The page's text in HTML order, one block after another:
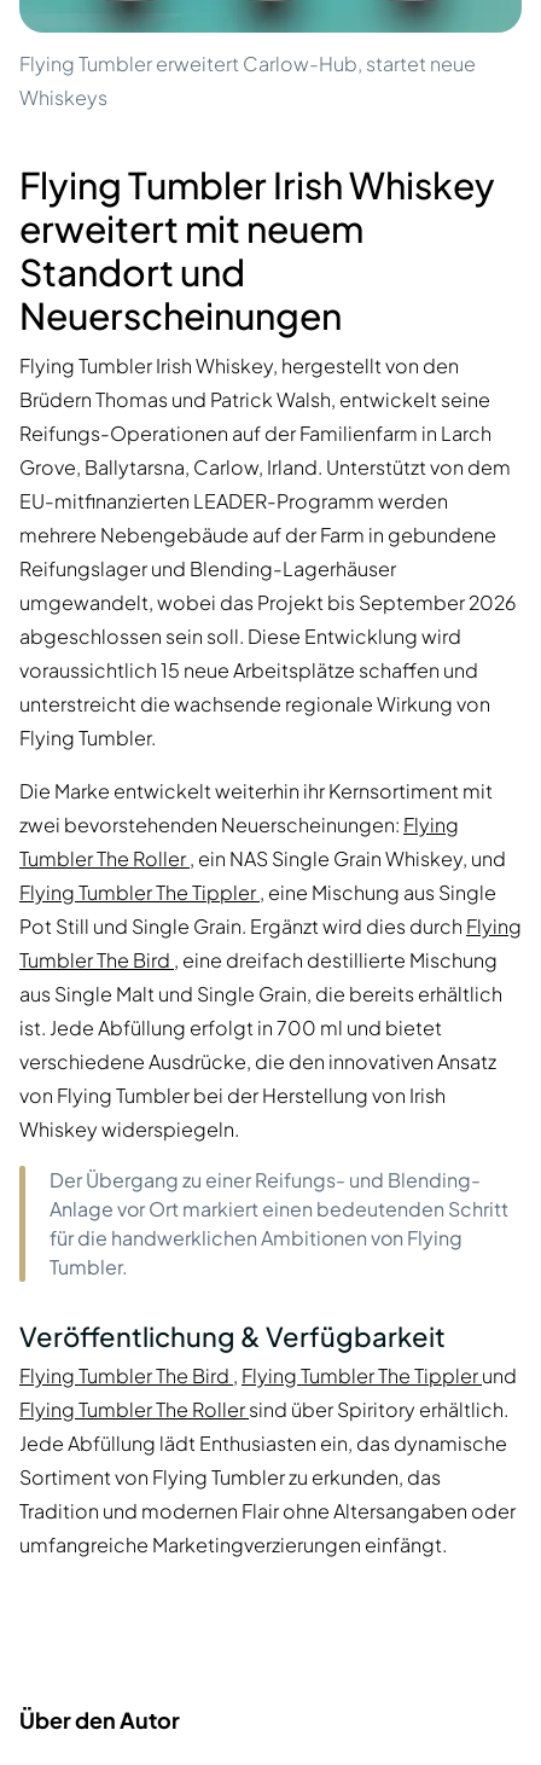
Flying Tumbler erweitert Carlow-Hub, startet neue
Whiskeys
Flying Tumbler Irish Whiskey
erweitert mit neuem
Standort und
Neuerscheinungen
Flying Tumbler Irish Whiskey, hergestellt von den
Brüdern Thomas und Patrick Walsh, entwickelt seine
Reifungs-Operationen auf der Familienfarm in Larch
Grove, Ballytarsna, Carlow, Irland. Unterstützt von dem
EU-mitfinanzierten LEADER-Programm werden
mehrere Nebengebäude auf der Farm in gebundene
Reifungslager und Blending-Lagerhäuser
umgewandelt, wobei das Projekt bis September 2026
abgeschlossen sein soll. Diese Entwicklung wird
voraussichtlich 15 neue Arbeitsplätze schaffen und
unterstreicht die wachsende regionale Wirkung von
Flying Tumbler.
Die Marke entwickelt weiterhin ihr Kernsortiment mit
zwei bevorstehenden Neuerscheinungen: Flying
Tumbler The Roller, ein NAS Single Grain Whiskey, und
Flying Tumbler The Tippler, eine Mischung aus Single
Pot Still und Single Grain. Ergänzt wird dies durch Flying
Tumbler The Bird , eine dreifach destillierte Mischung
aus Single Malt und Single Grain, die bereits erhältlich
ist. Jede Abfüllung erfolgt in 700 ml und bietet
verschiedene Ausdrücke, die den innovativen Ansatz
von Flying Tumbler bei der Herstellung von Irish
Whiskey widerspiegeln.
Der Übergang zu einer Reifungs- und Blending-
Anlage vor Ort markiert einen bedeutenden Schritt
für die handwerklichen Ambitionen von Flying
Tumbler.
Veröffentlichung & Verfügbarkeit
Flying Tumbler The Bird , Flying Tumbler The Tipplerund
Flying Tumbler The Rollersind über Spiritory erhältlich.
Jede Abfüllung lädt Enthusiasten ein, das dynamische
Sortiment von Flying Tumbler zu erkunden, das
Tradition und modernen Flair ohne Altersangaben oder
umfangreiche Marketingverzierungen einfängt.
Über den Autor